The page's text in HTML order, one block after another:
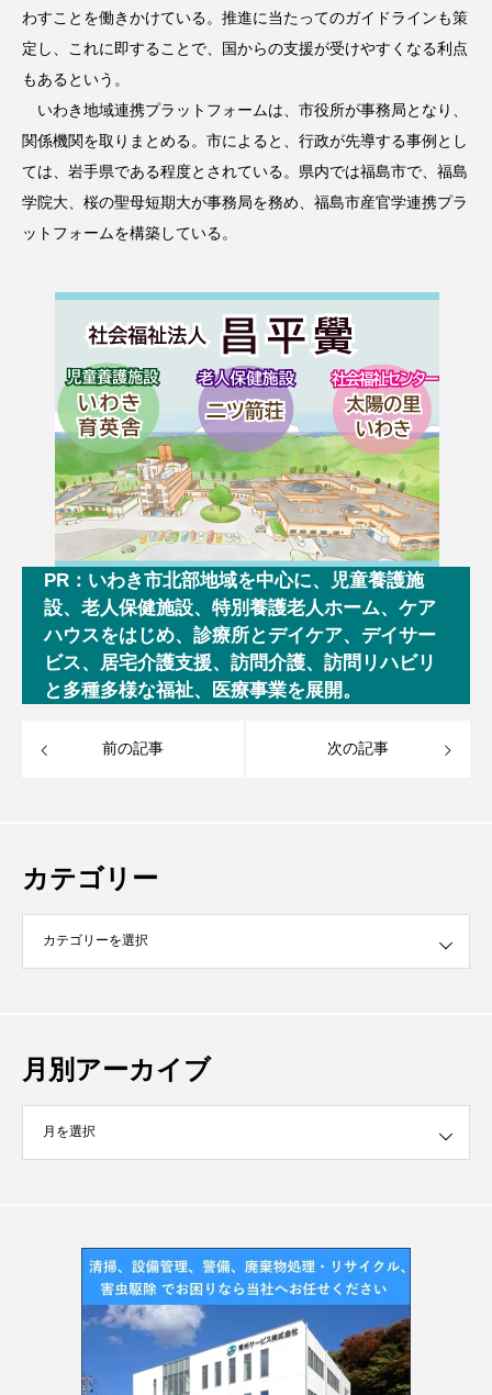
わすことを働きかけている。推進に当たってのガイドラインも策
定し、これに即することで、国からの支援が受けやすくなる利点
もあるという。
いわき地域連携プラットフォームは、市役所が事務局となり、
関係機関を取りまとめる。市によると、行政が先導する事例とし
ては、岩手県である程度とされている。県内では福島市で、福島
学院大、桜の聖母短期大が事務局を務め、福島市産官学連携プラ
ットフォームを構築している。
PR：いわき市北部地域を中心に、児童養護施
設、老人保健施設、特別養護老人ホーム、ケア
ハウスをはじめ、診療所とデイケア、デイサー
ビス、居宅介護支援、訪問介護、訪問リハビリ
と多種多様な福祉、医療事業を展開。
前の記事 次の記事
カテゴリー
月別アーカイブ